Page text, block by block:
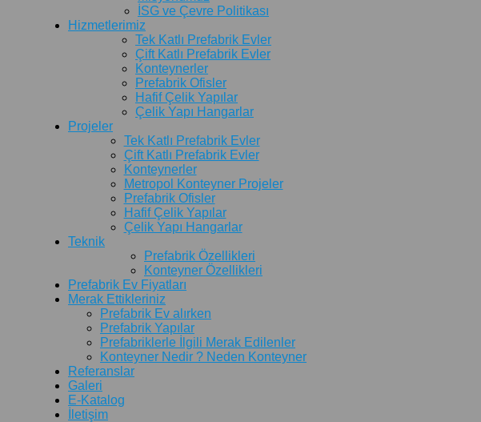
İSG ve Çevre Politikası
Hizmetlerimiz
Tek Katlı Prefabrik Evler
Çift Katlı Prefabrik Evler
Konteynerler
Prefabrik Ofisler
Hafif Çelik Yapılar
Çelik Yapı Hangarlar
Projeler
Tek Katlı Prefabrik Evler
Çift Katlı Prefabrik Evler
Konteynerler
Metropol Konteyner Projeler
Prefabrik Ofisler
Hafif Çelik Yapılar
Çelik Yapı Hangarlar
Teknik
Prefabrik Özellikleri
Konteyner Özellikleri
Prefabrik Ev Fiyatları
Merak Ettikleriniz
Prefabrik Ev alırken
Prefabrik Yapılar
Prefabriklerle İlgili Merak Edilenler
Konteyner Nedir ? Neden Konteyner
Referanslar
Galeri
E-Katalog
İletişim